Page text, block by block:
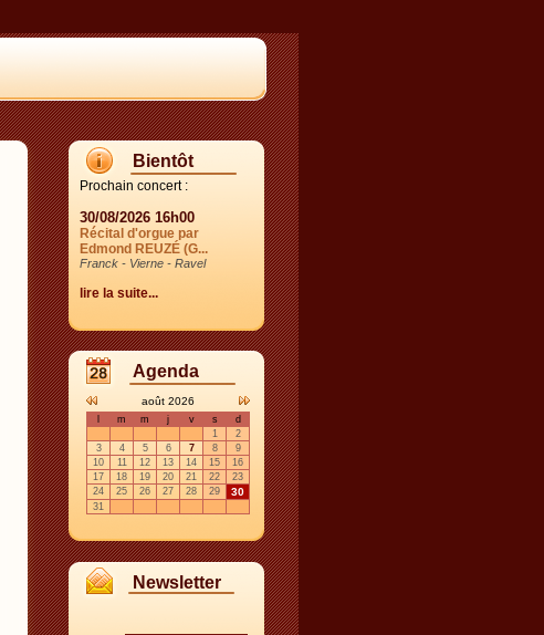
Bientôt
Prochain concert :
30/08/2026 16h00
Récital d'orgue par
Edmond REUZÉ (G...
Franck - Vierne - Ravel
lire la suite...
Agenda
août 2026
m m j v s
d
1
2
3
4 5 6 7 8
9
10
11 12 13 14 15
16
17
18 19 20 21 22
23
24
25 26 27 28 29 30
31
Newsletter